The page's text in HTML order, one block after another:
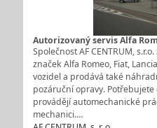
Autorizovaný servis Alfa
Společnost AF CENTRUM,
značek Alfa Romeo, Fiat,
vozidel a prodává také
pozáruční opravy. Potřebujete
provádějí automechanické
mechanici.…